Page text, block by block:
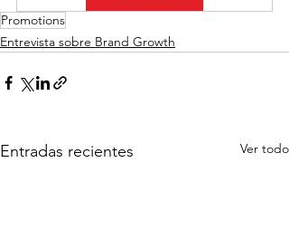
Promotions
Entrevista sobre Brand Growth
Entradas recientes Ver todo